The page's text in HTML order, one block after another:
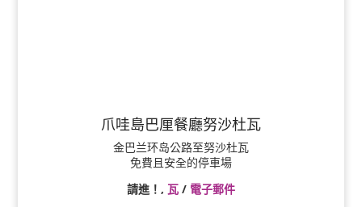
爪哇島巴厘餐廳努沙杜瓦
金巴兰环岛公路至努沙杜瓦
免費且安全的停車場
請進！, 瓦/ 電子郵件